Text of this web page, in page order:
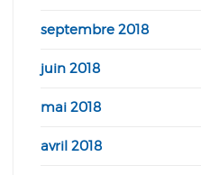
septembre 2018
juin 2018
mai 2018
avril 2018